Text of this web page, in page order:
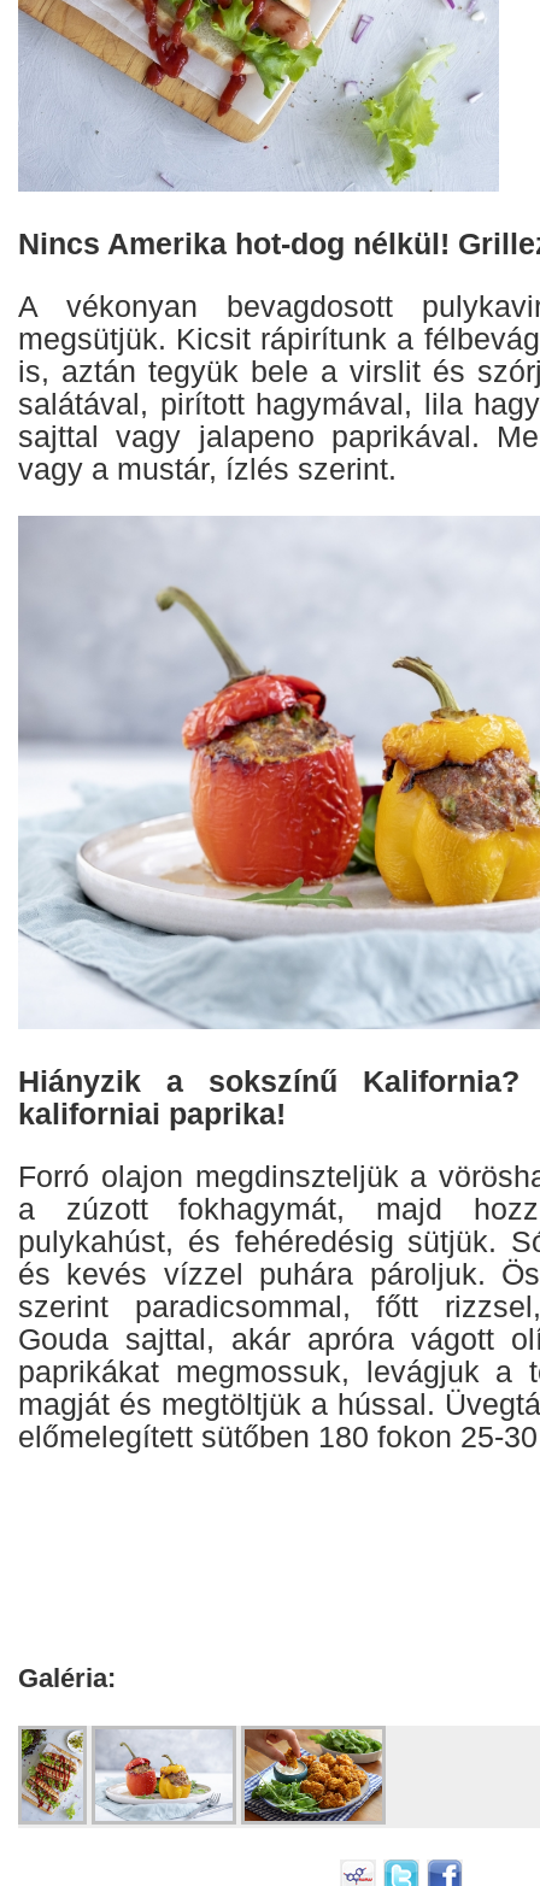
Nincs Amerika hot-dog nélkül!
A vékonyan bevagdosott
megsütjük. Kicsit rápirítunk a
is, aztán tegyük bele a virslit és
salátával, pirított hagymával, lila
sajttal vagy jalapeno paprikával.
vagy a mustár, ízlés szerint.
Hiányzik a sokszínű
kaliforniai paprika!
Forró olajon megdinszteljük a
a zúzott fokhagymát, majd
pulykahúst, és fehéredésig sütjük.
és kevés vízzel puhára pároljuk.
szerint paradicsommal, főtt
Gouda sajttal, akár apróra vágott
paprikákat megmossuk, levágjuk a
magját és megtöltjük a hússal.
előmelegített sütőben 180 fokon 25-
Galéria: